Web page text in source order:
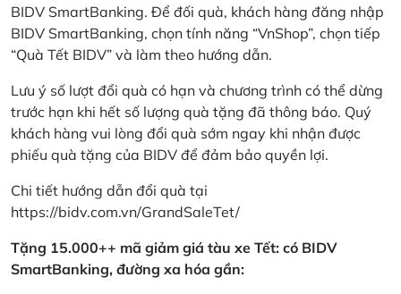
BIDV SmartBanking. Để đối quà, khách hàng đăng nhập
BIDV SmartBanking, chọn tính năng “VnShop”, chọn tiếp
“Quà Tết BIDV” và làm theo hướng dẫn.
Lưu ý số lượt đổi quà có hạn và chương trình có thể dừng
trước hạn khi hết số lượng quà tặng đã thông báo. Quý
khách hàng vui lòng đổi quà sớm ngay khi nhận được
phiếu quà tặng của BIDV để đảm bảo quyền lợi.
Chi tiết hướng dẫn đổi quà tại
https://bidv.com.vn/GrandSaleTet/
Tặng 15.000++ mã giảm giá tàu xe Tết: có BIDV
SmartBanking, đường xa hóa gần: